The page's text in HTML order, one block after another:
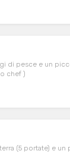
di pesce e un
chef )
(5 portate) e